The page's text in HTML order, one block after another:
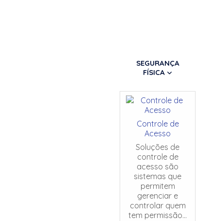
SEGURANÇA
FÍSICA
Controle de
Acesso
Soluções de
controle de
acesso são
sistemas que
permitem
gerenciar e
controlar quem
tem permissão...